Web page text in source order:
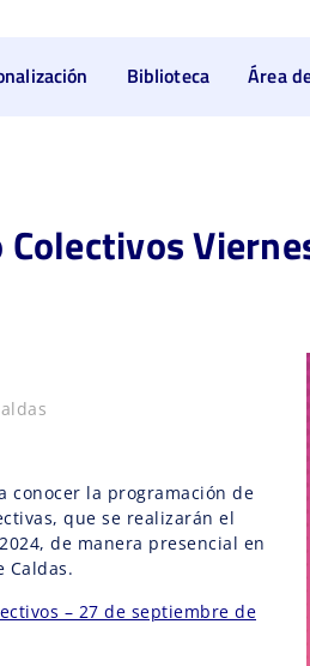
Biblioteca Área
Colectivos
conocer la programación de
que se realizarán el
de manera presencial en
Caldas.
– 27 de septiembre de